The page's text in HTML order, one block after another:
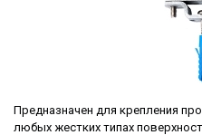
Предназначен для крепления
любых жестких типах